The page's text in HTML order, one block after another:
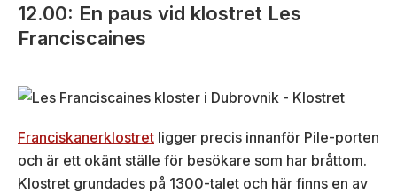
12.00: En paus vid klostret Les
Franciscaines
Franciskanerklostret ligger precis innanför Pile-porten
och är ett okänt ställe för besökare som har bråttom.
Klostret grundades på 1300-talet och här finns en av